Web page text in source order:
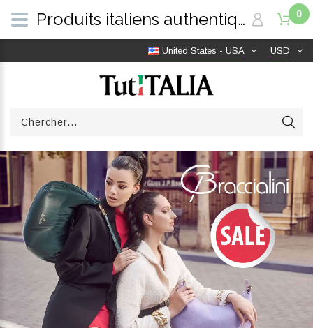
USD
United States - USA
0
Produits italiens authentiques, livraison gratuite dans le monde entier | TutITALIA